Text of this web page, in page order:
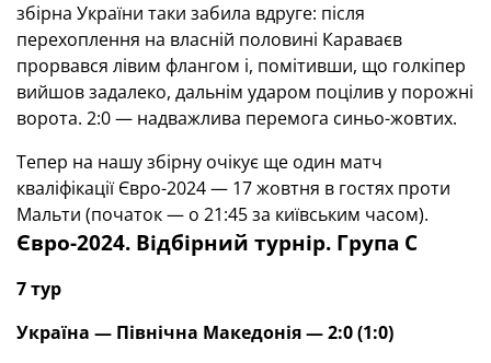
збірна України таки забила вдруге: після
перехоплення на власній половині Караваєв
прорвався лівим флангом і, помітивши, що голкіпер
вийшов задалеко, дальнім ударом поцілив у порожні
ворота. 2:0 — надважлива перемога синьо-жовтих.
Тепер на нашу збірну очікує ще один матч
кваліфікації Євро-2024 — 17 жовтня в гостях проти
Мальти (початок — о 21:45 за київським часом).
Євро-2024. Відбірний турнір. Група С
7 тур
Україна — Північна Македонія — 2:0(1:0)